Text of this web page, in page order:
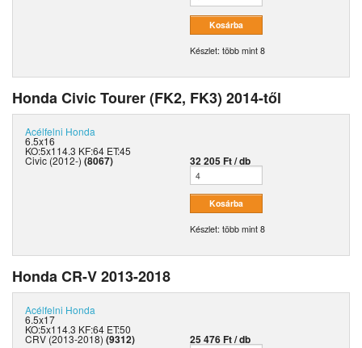
Készlet: több mint 8
Honda Civic Tourer (FK2, FK3) 2014-től
Acélfelni Honda
6.5x16
KO:5x114.3 KF:64 ET:45
Civic (2012-) (8067) 32 205 Ft / db
Készlet: több mint 8
Honda CR-V 2013-2018
Acélfelni Honda
6.5x17
KO:5x114.3 KF:64 ET:50
CRV (2013-2018) (9312) 25 476 Ft / db